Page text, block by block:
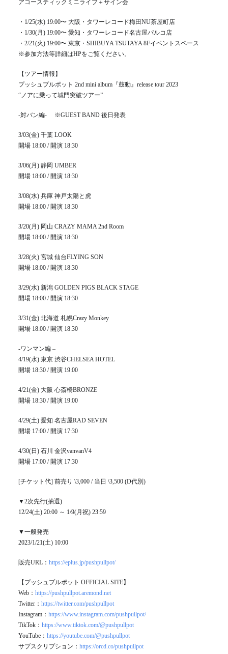
アコースティックミニライブ＋サイン会
・1/25(水) 19:00〜 大阪・タワーレコード梅田NU茶屋町店
・1/30(月) 19:00〜 愛知・タワーレコード名古屋パルコ店
・2/21(火) 19:00〜 東京・SHIBUYA TSUTAYA 8Fイベントスペース
※参加方法等詳細はHPをご覧ください。
【ツアー情報】
プッシュプルポット 2nd mini album『鼓動』release tour 2023
“ノアに乗って城門突破ツアー”
-対バン編- ※GUEST BAND 後日発表
3/03(金) 千葉 LOOK
開場 18:00 / 開演 18:30
3/06(月) 静岡 UMBER
開場 18:00 / 開演 18:30
3/08(水) 兵庫 神戸太陽と虎
開場 18:00 / 開演 18:30
3/20(月) 岡山 CRAZY MAMA 2nd Room
開場 18:00 / 開演 18:30
3/28(火) 宮城 仙台FLYING SON
開場 18:00 / 開演 18:30
3/29(水) 新潟 GOLDEN PIGS BLACK STAGE
開場 18:00 / 開演 18:30
3/31(金) 北海道 札幌Crazy Monkey
開場 18:00 / 開演 18:30
-ワンマン編 –
4/19(水) 東京 渋谷CHELSEA HOTEL
開場 18:30 / 開演 19:00
4/21(金) 大阪 心斎橋BRONZE
開場 18:30 / 開演 19:00
4/29(土) 愛知 名古屋RAD SEVEN
開場 17:00 / 開演 17:30
4/30(日) 石川 金沢vanvanV4
開場 17:00 / 開演 17:30
[チケット代] 前売り \3,000 / 当日 \3,500 (D代別)
▼2次先行(抽選)
12/24(土) 20:00 ～ 1/9(月祝) 23:59
▼一般発売
2023/1/21(土) 10:00
販売URL： https://eplus.jp/pushpullpot/
【プッシュプルポット OFFICIAL SITE】
Web： https://pushpullpot.aremond.net
Twitter： https://twitter.com/pushpullpot
Instagram： https://www.instagram.com/pushpullpot/
TikTok： https://www.tiktok.com/@pushpullpot
YouTube： https://youtube.com/@pushpullpot
サブスクリプション： https://orcd.co/pushpullpot